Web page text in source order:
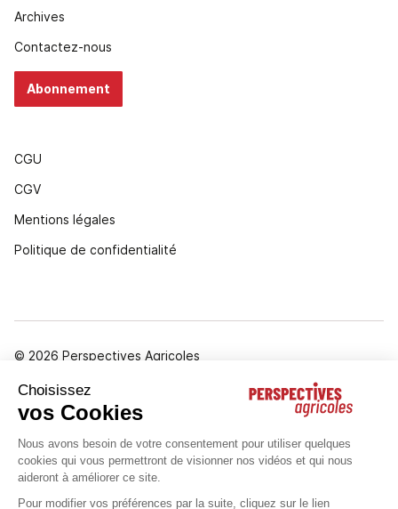
Archives
Contactez-nous
Abonnement
CGU
CGV
Mentions légales
Politique de confidentialité
© 2026 Perspectives Agricoles